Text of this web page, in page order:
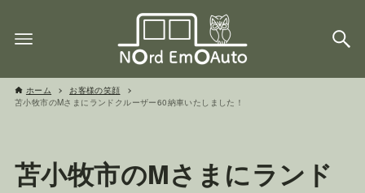
ホーム
お客様の笑顔
苫小牧市のMさまにランドクルーザー60納車いたしました！
苫小牧市のMさまにランド